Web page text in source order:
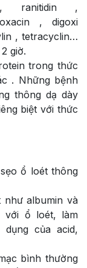
ranitidin ,
, digoxi
, tetracyclin…
giờ.
trong thức
. Những bệnh
thông dạ dày
biệt với thức
ổ loét thông
albumin và
với ổ loét, làm
của acid,
bình thường